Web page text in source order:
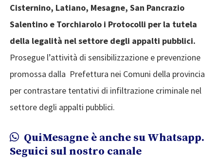
Cisternino, Latiano, Mesagne, San Pancrazio
Salentino e Torchiarolo i Protocolli per la tutela
della legalità nel settore degli appalti pubblici.
Prosegue l’attività di sensibilizzazione e prevenzione
promossa dalla Prefettura nei Comuni della provincia
per contrastare tentativi di infiltrazione criminale nel
settore degli appalti pubblici.
QuiMesagne è anche su Whatsapp.
Seguici sul nostro canale